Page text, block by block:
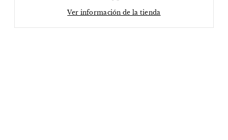
Ver información de la tienda